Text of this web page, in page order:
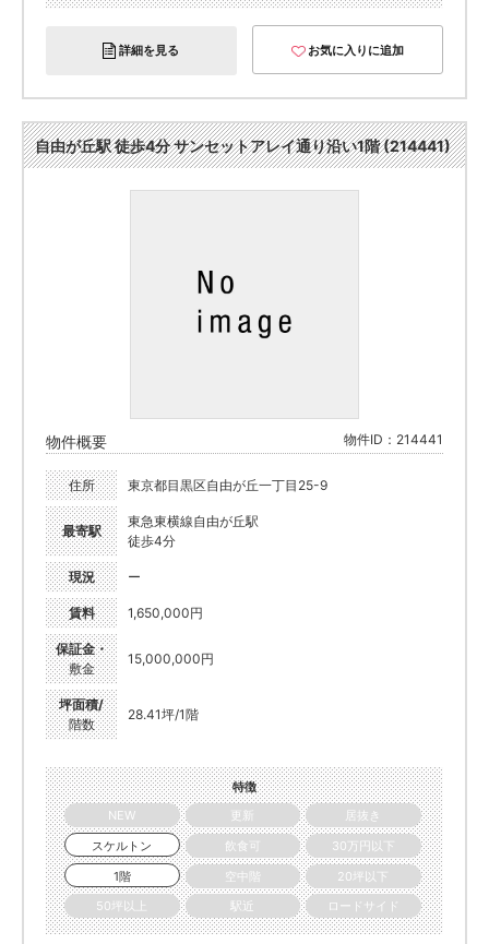
詳細を見る お気に入りに追加
自由が丘駅 徒歩4分 サンセットアレイ通り沿い1階 (214441)
物件概要 物件ID：214441
住所 東京都目黒区自由が丘一丁目25-9
最寄駅
東急東横線自由が丘駅
徒歩4分
現況 ー
賃料 1,650,000円
保証金・
敷金
15,000,000円
坪面積/
階数
28.41坪/1階
特徴
NEW
更新
居抜き
スケルトン
飲食可
30万円以下
1階
空中階
20坪以下
50坪以上
駅近 ロードサイド